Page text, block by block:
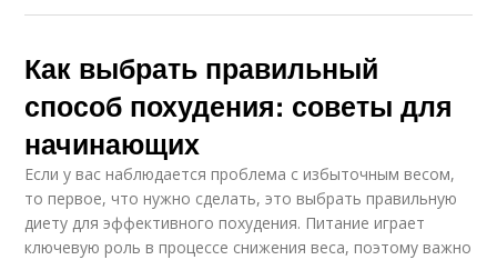
Как выбрать правильный
способ похудения: советы для
начинающих
Если у вас наблюдается проблема с избыточным весом,
то первое, что нужно сделать, это выбрать правильную
диету для эффективного похудения. Питание играет
ключевую роль в процессе снижения веса, поэтому важно